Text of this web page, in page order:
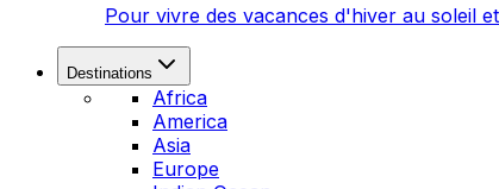
Pour vivre des vacances d'hiver au soleil
Destinations
Africa
America
Asia
Europe